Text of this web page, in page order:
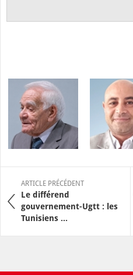
ARTICLE PRÉCÉDENT
Le différend
gouvernement-Ugtt : les
Tunisiens ...